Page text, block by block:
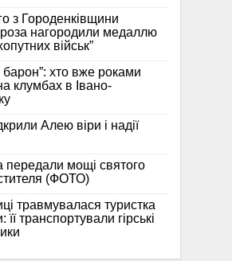
з Городенківщини
нагородили медаллю
військ”
барон”: хто вже роками
клумбах в Івано-
Алею віри і надії
мощі святого
(ФОТО)
травмувалася туристка
транспортували гірські